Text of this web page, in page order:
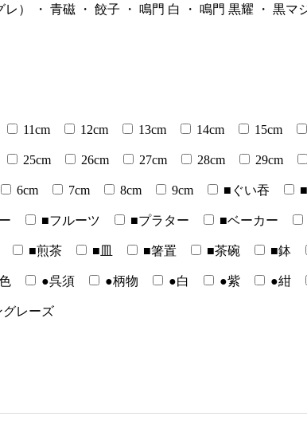
）
・ 青磁 ・ 餃子 ・ 鳴門 白 ・ 鳴門 黒耀 ・ 黒マ
11cm 12cm 13cm 14cm 15cm
25cm 26cm 27cm 28cm 29cm
6cm 7cm 8cm 9cm ■ぐい吞
■フルーツ ■プラター ■ベーカー
■煎茶 ■皿 ■箸置 ■茶碗 ■鉢
●呉須 ●柄物 ●白 ●紫 ●紺
レーズ